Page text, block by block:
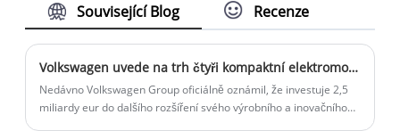
funkcemi, jako je přizpůsobitelný virtuální
poskytují směs výkonu a pohodlí.
Související Blog Recenze
Volkswagen uvede na trh čtyři kompaktní elektromobily na platformě CMP
Nedávno Volkswagen Group oficiálně oznámil, že investuje 2,5
miliardy eur do dalšího rozšíření svého výrobního a inovačního